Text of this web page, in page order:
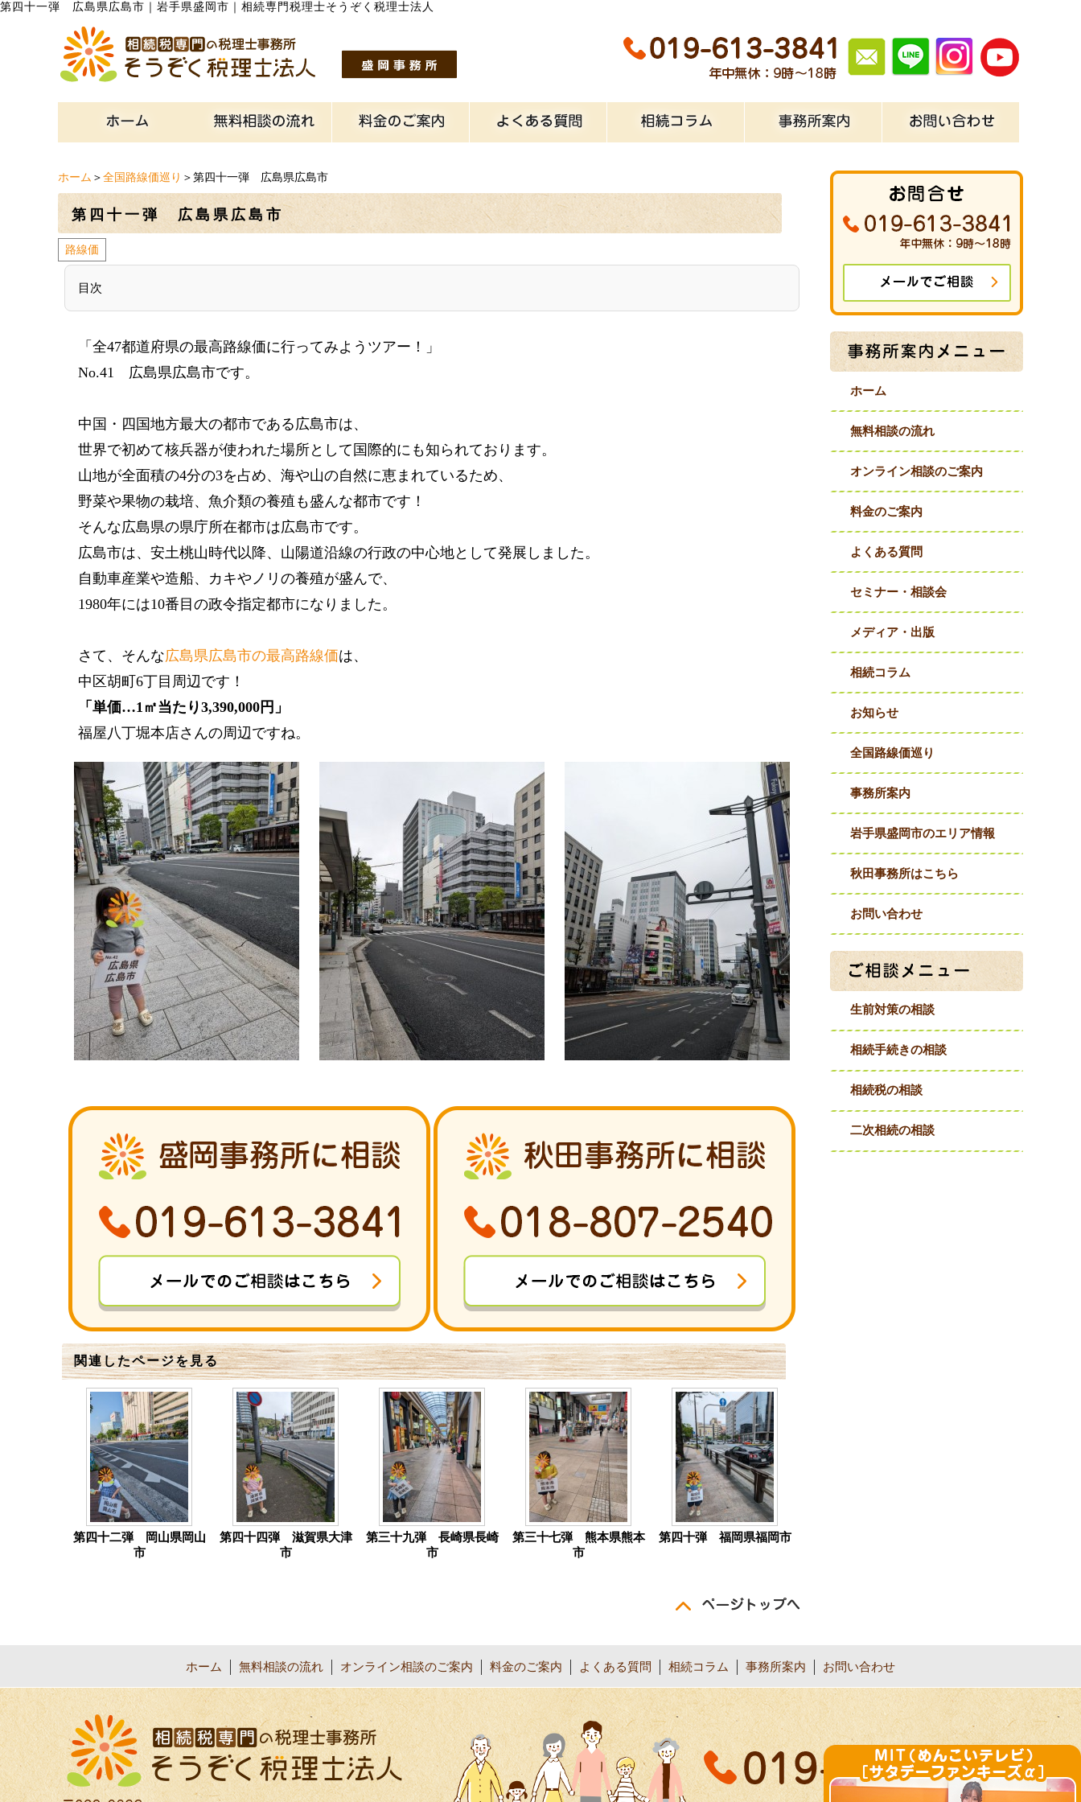
第四十一弾 広島県広島市 岩手県盛岡市｜相続専門税理士そうぞく税理士法人
ホーム ＞ 全国路線価巡り ＞第四十一弾 広島県広島市
第四十一弾 広島県広島市
路線価
目次
「全47都道府県の最高路線価に行ってみようツアー！」
No.41 広島県広島市です。
中国・四国地方最大の都市である広島市は、
世界で初めて核兵器が使われた場所として国際的にも知られております。
山地が全面積の4分の3を占め、海や山の自然に恵まれているため、
野菜や果物の栽培、魚介類の養殖も盛んな都市です！
そんな広島県の県庁所在都市は広島市です。
広島市は、安土桃山時代以降、山陽道沿線の行政の中心地として発展しました。
自動車産業や造船、カキやノリの養殖が盛んで、
1980年には10番目の政令指定都市になりました。
さて、そんな広島県広島市の最高路線価は、
中区胡町6丁目周辺です！
「単価…1㎡当たり3,390,000円」
福屋八丁堀本店さんの周辺ですね。
関連したページを見る
第四十二弾 岡山県岡山
市
第四十四弾 滋賀県大津
市
第三十九弾 長崎県長崎
市
第三十七弾 熊本県熊本
市
第四十弾 福岡県福岡市
ホーム
無料相談の流れ
オンライン相談のご案内
料金のご案内
よくある質問
セミナー・相談会
メディア・出版
相続コラム
お知らせ
全国路線価巡り
事務所案内
岩手県盛岡市のエリア情報
秋田事務所はこちら
お問い合わせ
生前対策の相談
相続手続きの相談
相続税の相談
二次相続の相談
ホーム 無料相談の流れ オンライン相談のご案内 料金のご案内 よくある質問 相続コラム 事務所案内 お問い合わせ